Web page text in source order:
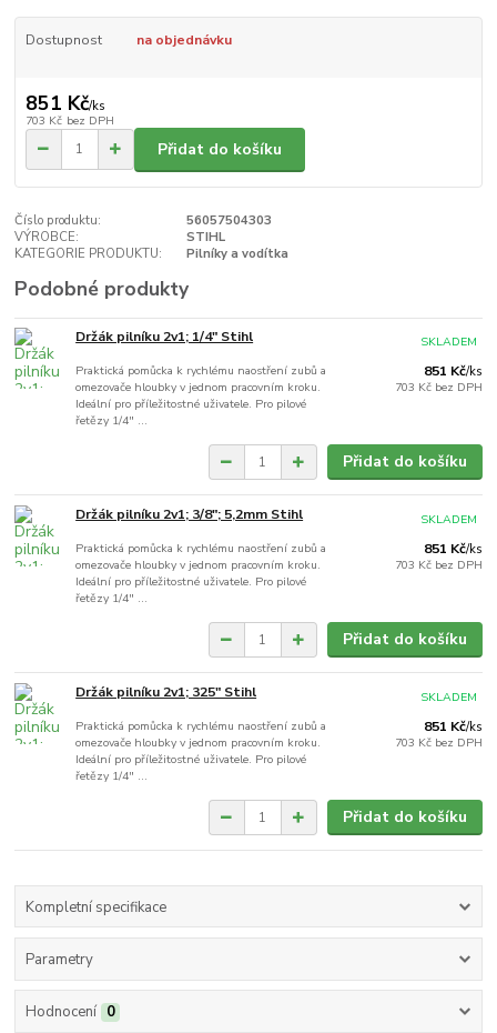
Dostupnost na objednávku
851 Kč/ks
703 Kč bez DPH
Přidat do košíku
Číslo produktu:
56057504303
VÝROBCE:
STIHL
KATEGORIE PRODUKTU:
Pilníky a vodítka
Podobné produkty
Držák pilníku 2v1; 1/4" Stihl
Praktická pomůcka k rychlému naostření zubů a
omezovače hloubky v jednom pracovním kroku.
Ideální pro příležitostné uživatele. Pro pilové
řetězy 1/4" ...
851 Kč/ks
703 Kč bez DPH
SKLADEM
Přidat do košíku
Držák pilníku 2v1; 3/8"; 5,2mm Stihl
Praktická pomůcka k rychlému naostření zubů a
omezovače hloubky v jednom pracovním kroku.
Ideální pro příležitostné uživatele. Pro pilové
řetězy 1/4" ...
851 Kč/ks
703 Kč bez DPH
SKLADEM
Přidat do košíku
Držák pilníku 2v1; 325" Stihl
Praktická pomůcka k rychlému naostření zubů a
omezovače hloubky v jednom pracovním kroku.
Ideální pro příležitostné uživatele. Pro pilové
řetězy 1/4" ...
851 Kč/ks
703 Kč bez DPH
SKLADEM
Přidat do košíku
Kompletní specifikace
Parametry
Hodnocení 0